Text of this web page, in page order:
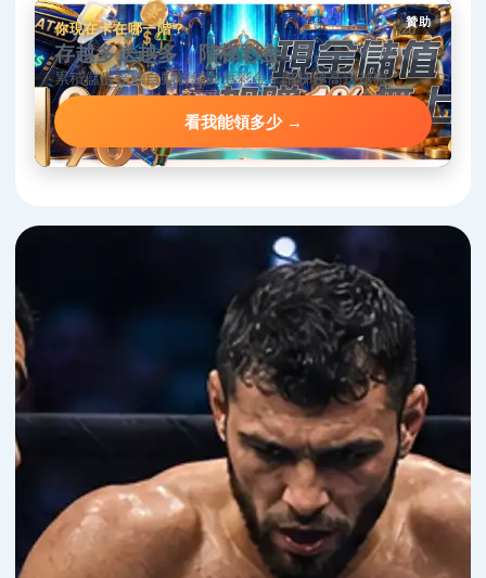
贊助
你現在卡在哪一階？
存越多送越多，階梯彩金
累積儲值達標自動解鎖對應彩金，階梯越高送越狠。
看我能領多少 →